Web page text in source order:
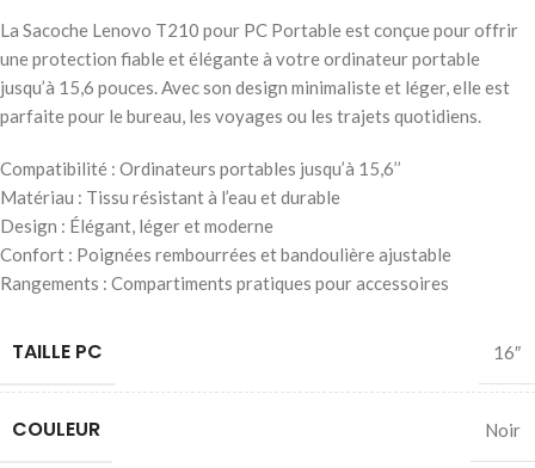
La Sacoche Lenovo T210 pour PC Portable est conçue pour offrir
une protection fiable et élégante à votre ordinateur portable
jusqu’à 15,6 pouces. Avec son design minimaliste et léger, elle est
parfaite pour le bureau, les voyages ou les trajets quotidiens.
Compatibilité : Ordinateurs portables jusqu’à 15,6’’
Matériau : Tissu résistant à l’eau et durable
Design : Élégant, léger et moderne
Confort : Poignées rembourrées et bandoulière ajustable
Rangements : Compartiments pratiques pour accessoires
TAILLE PC 16″
COULEUR Noir